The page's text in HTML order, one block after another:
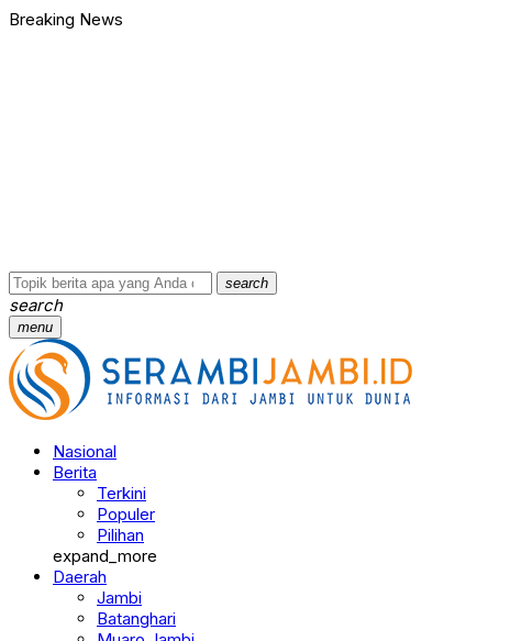
Breaking News
search
search
menu
Nasional
Berita
Terkini
Populer
Pilihan
expand_more
Daerah
Jambi
Batanghari